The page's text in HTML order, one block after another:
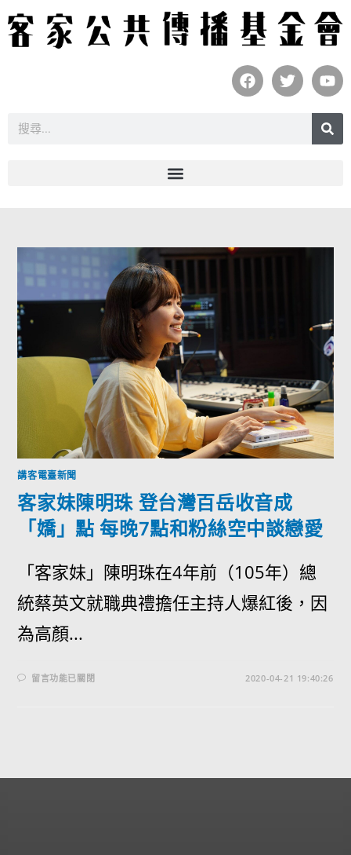
講客電臺新聞
客家妹陳明珠 登台灣百岳收音成
「嬌」點 每晚7點和粉絲空中談戀愛
「客家妹」陳明珠在4年前（105年）總
統蔡英文就職典禮擔任主持人爆紅後，因
為高顏...
留言功能已關閉 2020-04-21 19:40:26